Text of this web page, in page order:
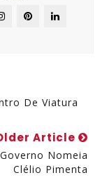
De Viatura
Article
Nomeia
Clélio Pimenta